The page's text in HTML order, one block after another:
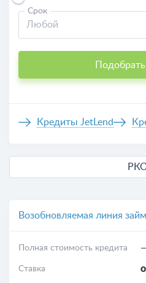
Срок
Любой
Кредиты JetLend
Возобновляемая линия
Полная стоимость кредита
Ставка